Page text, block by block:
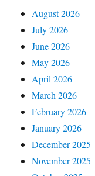
August 2026
July 2026
June 2026
May 2026
April 2026
March 2026
February 2026
January 2026
December 2025
November 2025